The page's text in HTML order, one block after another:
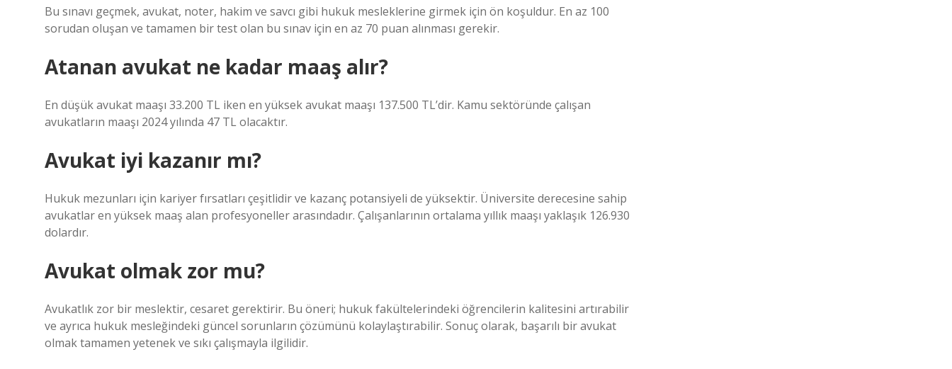
Bu sınavı geçmek, avukat, noter, hakim ve savcı gibi hukuk mesleklerine girmek için ön koşuldur. En az 100
sorudan oluşan ve tamamen bir test olan bu sınav için en az 70 puan alınması gerekir.
Atanan avukat ne kadar maaş alır?
En düşük avukat maaşı 33.200 TL iken en yüksek avukat maaşı 137.500 TL’dir. Kamu sektöründe çalışan
avukatların maaşı 2024 yılında 47 TL olacaktır.
Avukat iyi kazanır mı?
Hukuk mezunları için kariyer fırsatları çeşitlidir ve kazanç potansiyeli de yüksektir. Üniversite derecesine sahip
avukatlar en yüksek maaş alan profesyoneller arasındadır. Çalışanlarının ortalama yıllık maaşı yaklaşık 126.930
dolardır.
Avukat olmak zor mu?
Avukatlık zor bir meslektir, cesaret gerektirir. Bu öneri; hukuk fakültelerindeki öğrencilerin kalitesini artırabilir
ve ayrıca hukuk mesleğindeki güncel sorunların çözümünü kolaylaştırabilir. Sonuç olarak, başarılı bir avukat
olmak tamamen yetenek ve sıkı çalışmayla ilgilidir.